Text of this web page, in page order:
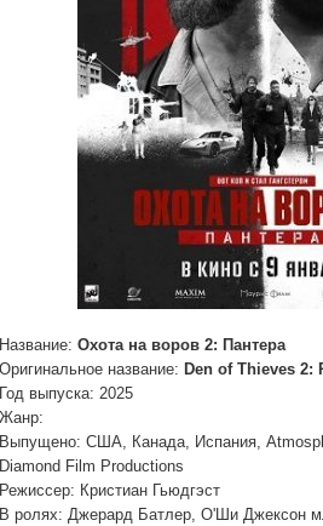
Название: Охота на воров 2: Пантера
Оригинальное название: Den of Thieves 2:
Год выпуска: 2025
Жанр:
Выпущено: США, Канада, Испания,
Diamond Film Productions
Режиссер: Кристиан Гьюдгэст
В ролях: Джерард Батлер, О'Ши Джексон